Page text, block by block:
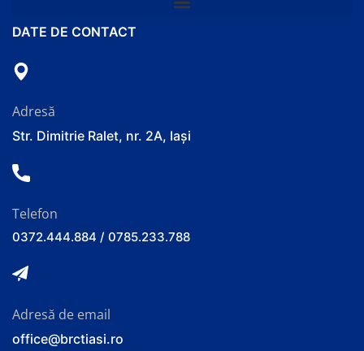
DATE DE CONTACT
Adresă
Str. Dimitrie Ralet, nr. 2A, Iași
Telefon
0372.444.884 / 0785.233.788
Adresă de email
office@brctiasi.ro